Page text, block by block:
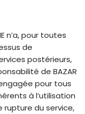
n’a, pour toutes
de
postérieurs,
de BAZAR
engagée pour tous
à l’utilisation
du service,